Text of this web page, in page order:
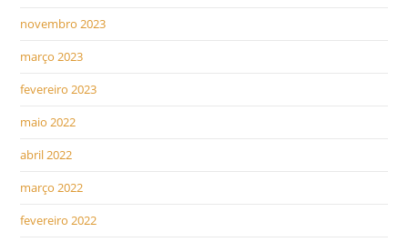
novembro 2023
março 2023
fevereiro 2023
maio 2022
abril 2022
março 2022
fevereiro 2022